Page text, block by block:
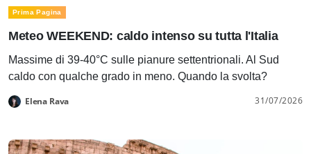
Prima Pagina
Meteo WEEKEND: caldo intenso su tutta l'Italia
Massime di 39-40°C sulle pianure settentrionali. Al Sud
caldo con qualche grado in meno. Quando la svolta?
Elena Rava 31/07/2026